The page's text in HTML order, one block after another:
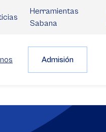
Herramientas
Sabana
Admisión